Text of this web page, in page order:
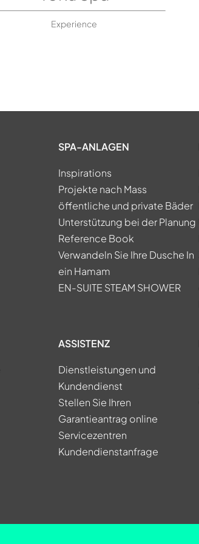
Experience
SPA-ANLAGEN
Inspirations
Projekte nach Mass
öffentliche und private Bäder
Unterstützung bei der Planung
Reference Book
Verwandeln Sie Ihre Dusche In
ein Hamam
EN-SUITE STEAM SHOWER
ASSISTENZ
Dienstleistungen und
Kundendienst
Stellen Sie Ihren
Garantieantrag online
Servicezentren
Kundendienstanfrage